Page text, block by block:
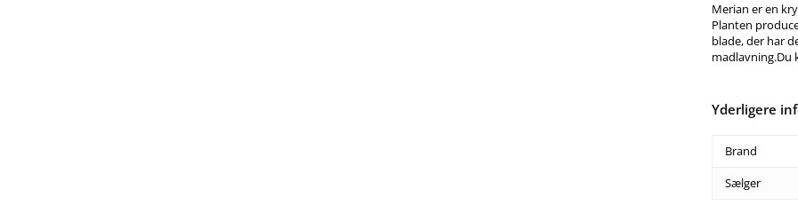
Merian er en
Planten
blade, der har
madlavning.Du
Yderligere
Brand
Sælger